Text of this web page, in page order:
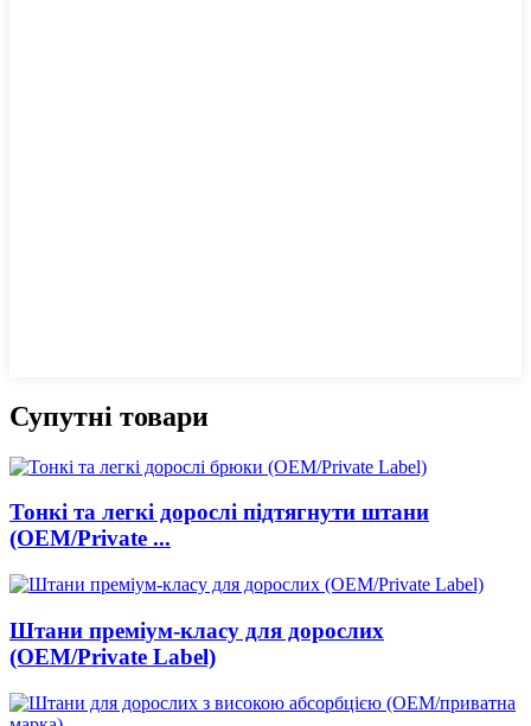
Супутні товари
Тонкі та легкі дорослі підтягнути штани
(OEM/Private ...
Штани преміум-класу для дорослих
(OEM/Private Label)